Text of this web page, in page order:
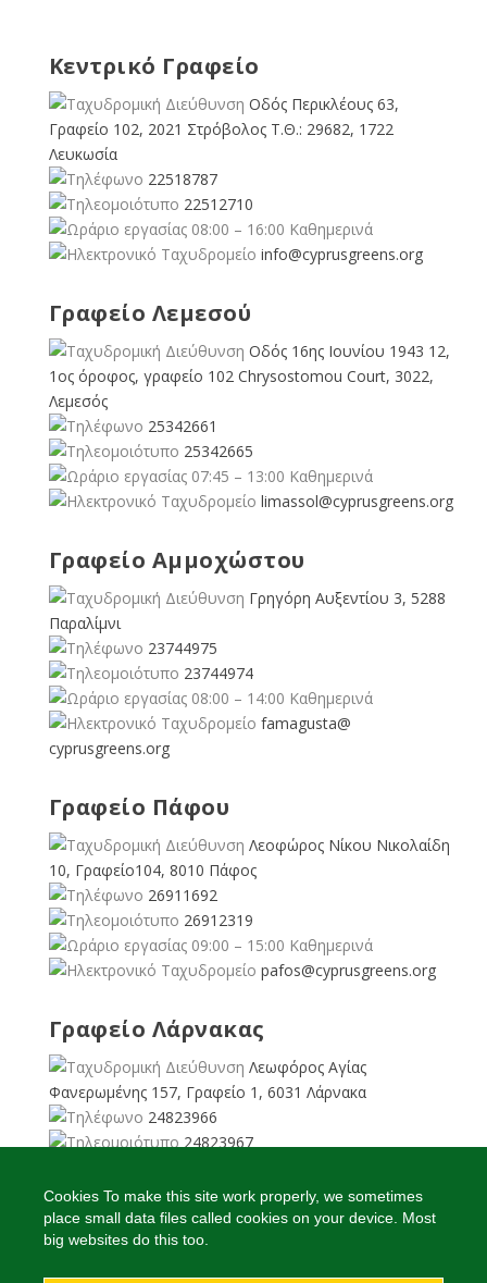
Κεντρικό Γραφείο
Οδός Περικλέους 63,
Γραφείο 102, 2021 Στρόβολος Τ.Θ.: 29682, 1722
Λευκωσία
22518787
22512710
08:00 – 16:00 Καθημερινά
info@cyprusgreens.org
Γραφείο Λεμεσού
Οδός 16ης Ιουνίου 1943 12,
1ος όροφος, γραφείο 102 Chrysostomou Court, 3022,
Λεμεσός
25342661
25342665
07:45 – 13:00 Καθημερινά
limassol@cyprusgreens.org
Γραφείο Αμμοχώστου
Γρηγόρη Αυξεντίου 3, 5288
Παραλίμνι
23744975
23744974
08:00 – 14:00 Καθημερινά
famagusta@
cyprusgreens.org
Γραφείο Πάφου
Λεοφώρος Νίκου Νικολαίδη
10, Γραφείο104, 8010 Πάφος
26911692
26912319
09:00 – 15:00 Καθημερινά
pafos@cyprusgreens.org
Γραφείο Λάρνακας
Λεωφόρος Αγίας
Φανερωμένης 157, Γραφείο 1, 6031 Λάρνακα
24823966
24823967
larnaka@cyprusgreens.
org
Cookies To make this site work properly, we sometimes
place small data files called cookies on your device. Most
big websites do this too.